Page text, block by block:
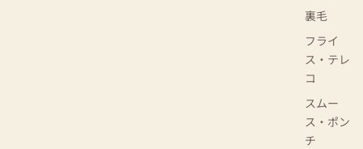
裏毛
フライ
ス・テレ
コ
スムー
ス・ポン
チ